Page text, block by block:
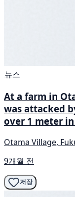
뉴스
At a farm in
was attacked
over 1 meter
Otama Village,
9개월 전
저장